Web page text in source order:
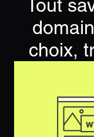
Tout
choix,